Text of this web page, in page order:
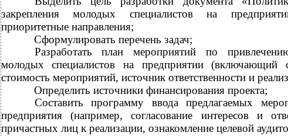
закрепления молодых специалистов на
приоритетные направления;
Сформулировать перечень задач;
Разработать план мероприятий по
молодых специалистов на предприятии (включающий
стоимость мероприятий, источник ответственности и
Определить источники финансирования проекта;
Составить программу ввода предлагаемых
предприятия (например, согласование интересов и
причастных лиц к реализации, ознакомление целевой